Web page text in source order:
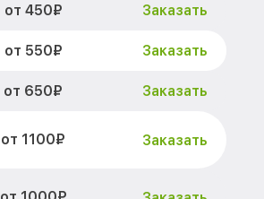
от 450₽ Заказать
от 550₽ Заказать
от 650₽ Заказать
от 1100₽ Заказать